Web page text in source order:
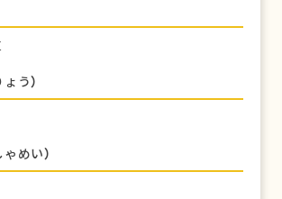
う）
めい）